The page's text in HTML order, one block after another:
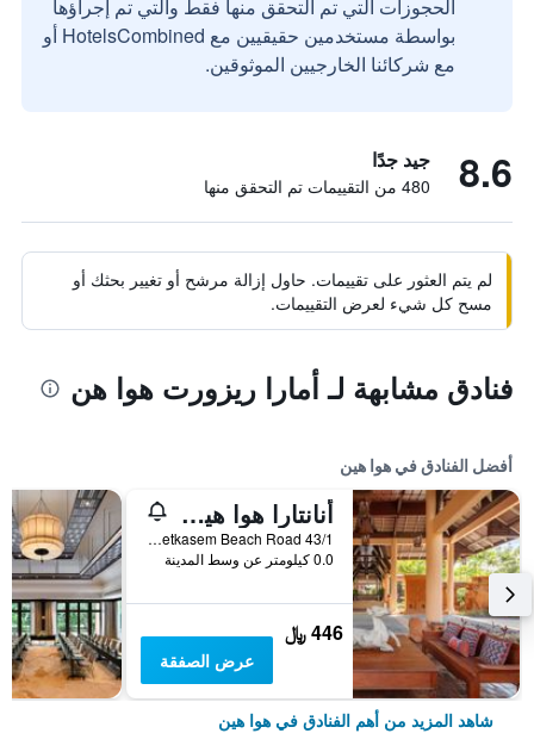
الحجوزات التي تم التحقق منها فقط والتي تم إجراؤها
بواسطة مستخدمين حقيقيين مع HotelsCombined أو
مع شركائنا الخارجيين الموثوقين.
8.6 جيد جدًا
480 من التقييمات تم التحقق منها
لم يتم العثور على تقييمات. حاول إزالة مرشح أو تغيير بحثك أو
مسح كل شيء لعرض التقييمات.
فنادق مشابهة لـ أمارا ريزورت هوا هن
أفضل الفنادق في هوا هين
أنانتارا هوا هين ريزورت
43/1 Phetkasem Beach Road, هوا هين, تايلاند
0.0 كيلومتر عن وسط المدينة
446 ﷼
عرض الصفقة
شاهد المزيد من أهم الفنادق في هوا هين